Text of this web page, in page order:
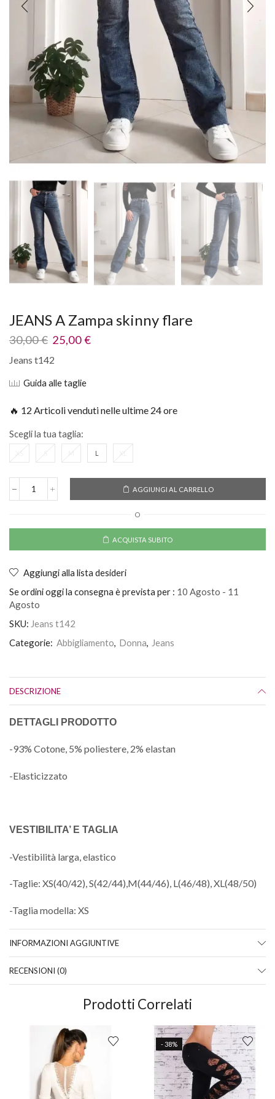
JEANS A Zampa skinny flare
30,00€ 25,00€
Jeans t142
Guida alle taglie
🔥 12 Articoli venduti nelle ultime 24 ore
Scegli la tua taglia:
XS S M L XL
AGGIUNGI AL CARRELLO
O
ACQUISTA SUBITO
Aggiungi alla lista desideri
Se ordini oggi la consegna è prevista per : 10 Agosto - 11
Agosto
SKU: Jeans t142
Categorie: Abbigliamento, Donna, Jeans
DESCRIZIONE
DETTAGLI PRODOTTO
-93% Cotone, 5% poliestere, 2% elastan
-Elasticizzato
VESTIBILITA’ E TAGLIA
-Vestibilità larga, elastico
-Taglie: XS(40/42), S(42/44),M(44/46), L(46/48), XL(48/50)
-Taglia modella: XS
INFORMAZIONI AGGIUNTIVE
RECENSIONI (0)
Prodotti Correlati
- 38%